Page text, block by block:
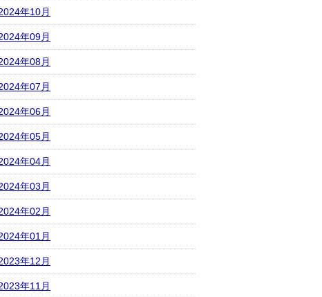
年10月
年09月
年08月
年07月
年06月
年05月
年04月
年03月
年02月
年01月
年12月
年11月